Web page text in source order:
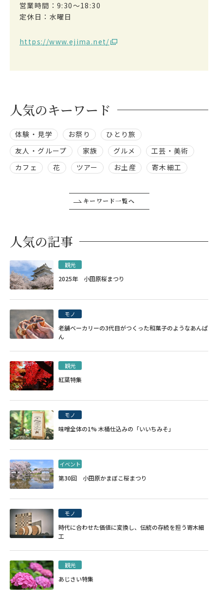
営業時間：9:30～18:30
定休日：水曜日
https://www.ejima.net/
人気のキーワード
体験・見学 お祭り
ひとり旅
友人・グループ
家族 グルメ
工芸・美術
カフェ
花 ツアー お土産 寄木細工
キーワード一覧へ
人気の記事
観光
2025年 小田原桜まつり
モノ
老舗ベーカリーの3代目がつくった和菓子のようなあんぱ
ん
観光
紅葉特集
モノ
味噌全体の1% 木桶仕込みの「いいちみそ」
イベント
第30回 小田原かまぼこ桜まつり
モノ
時代に合わせた価値に変換し、伝統の存続を担う寄木細
工
観光
あじさい特集